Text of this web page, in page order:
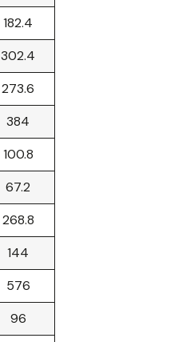
182.4
302.4
273.6
384
100.8
67.2
268.8
144
576
96